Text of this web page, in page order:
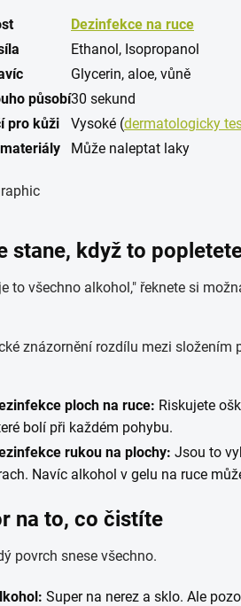
Dezinfekce na ruce
Ethanol, Isopropanol
Glycerin, aloe, vůně
působí30 sekund
pro kůži
Vysoké (dermatologicky
Může naleptat laky
stane, když to
to všechno alkohol," řeknete si
ploch na ruce: Riskujete
bolí při každém pohybu.
rukou na plochy: Jsou to
Navíc alkohol v gelu na ruce
na to, co čistíte
povrch snese všechno.
Super na nerez a sklo. Ale